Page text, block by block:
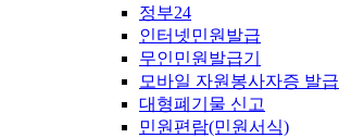
정부24
인터넷민원발급
무인민원발급기
모바일 자원봉사자증 발급
대형폐기물 신고
민원편람(민원서식)